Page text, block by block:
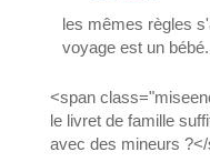
les mêmes règles
voyage est un bébé.
<span
le livret de famille
avec des mineurs